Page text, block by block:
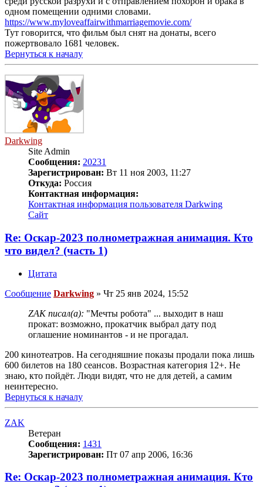
одном помещении одними словами.
https://www.myloveaffairwithmarriagemovie.com/
Тут говорится, что фильм был снят на донаты, всего
пожертвовало 1681 человек.
Вернуться к началу
Darkwing
Site Admin
Сообщения: 20231
Зарегистрирован: Вт 11 ноя 2003, 11:27
Откуда: Россия
Контактная информация:
Контактная информация пользователя Darkwing
Сайт
Re: Оскар-2023 полнометражная анимация. Кто
что видел? (часть 1)
Цитата
Сообщение Darkwing » Чт 25 янв 2024, 15:52
ZAK писал(а): "Мечты робота" ... выходит в наш
прокат: возможно, прокатчик выбрал дату под
оглашение номинантов - и не прогадал.
200 кинотеатров. На сегодняшние показы продали пока лишь
600 билетов на 180 сеансов. Возрастная категория 12+. Не
знаю, кто пойдёт. Люди видят, что не для детей, а самим
неинтересно.
Вернуться к началу
ZAK
Ветеран
Сообщения: 1431
Зарегистрирован: Пт 07 апр 2006, 16:36
Re: Оскар-2023 полнометражная анимация. Кто